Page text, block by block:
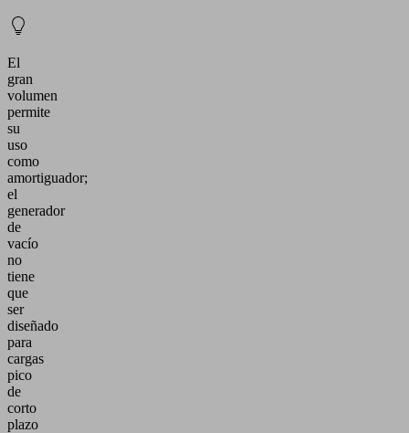
El
gran
volumen
permite
su
uso
como
amortiguador;
el
generador
de
vacío
no
tiene
que
ser
diseñado
para
cargas
pico
de
corto
plazo